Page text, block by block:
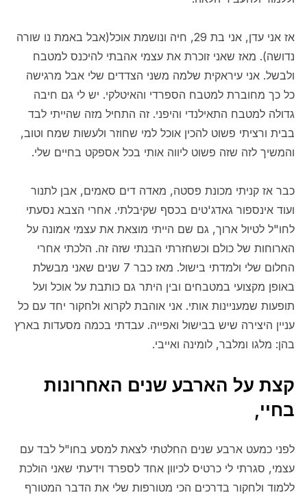
אז אני עדן, אני בת 29, חיה ונושמת אוכל(אבל באמת נו שורה
נדושה). מאז שאני זוכרת את עצמי אהבתי להיכנס למטבח
ולבשל. אני עיראקית שלמה משני הצדדים שלי אבל מרגישה
כל כך מחוברת למטבח הספרדי והאיטלקי. יש לי גם חיבה
גדולה למטבח התאילנדי והיפני. זה התחיל מזה שהייתי לבד
בבית ורציתי פשוט להכין אוכל למי שחוזר ולעשות שמח וטוב,
והמשיך לזה שזה פשוט ליווה אותי בכל אספקט בחיים שלי.
כבר אז קניתי מכונת פסטה, מאדה דים סאמים, אבן לתנור
ועוד אינספור גאדג'טים בכסף שקיבלתי. אחרי הצבא נסעתי
לחו"ל לטיול ארוך, גם שם הייתי מוצאת את עצמי אמונה על
הארוחות של כולם וכשחזרתי הבנתי שזה זה. הלכתי אחרי
החלום שלי ולמדתי בישול. מאז כבר 7 שנים שאני מבשלת
באופן מקצועי במטבחים ובין היתר גם כותבת על אוכל ועל
תופעות שמעניינות אותי. אני אוהבת לקרוא ולחקור יחד עם כל
עניין היצירה שיש בבישול ואפייה. עבדתי בכמה מסעדות בארץ
בהן: מלגו ומלבר, לומינה ואייבי.
קצת על הארבע שנים האחרונות
בחיי,
לפני כמעט ארבע שנים החלטתי לצאת למסע בחו"ל לבד עם
עצמי, סגרתי לי כרטיס לכיוון אחד לספרד וידעתי שאני הולכת
ללמוד ולחקור בדרכים הכי מטורפות שלי את הדבר המטורף